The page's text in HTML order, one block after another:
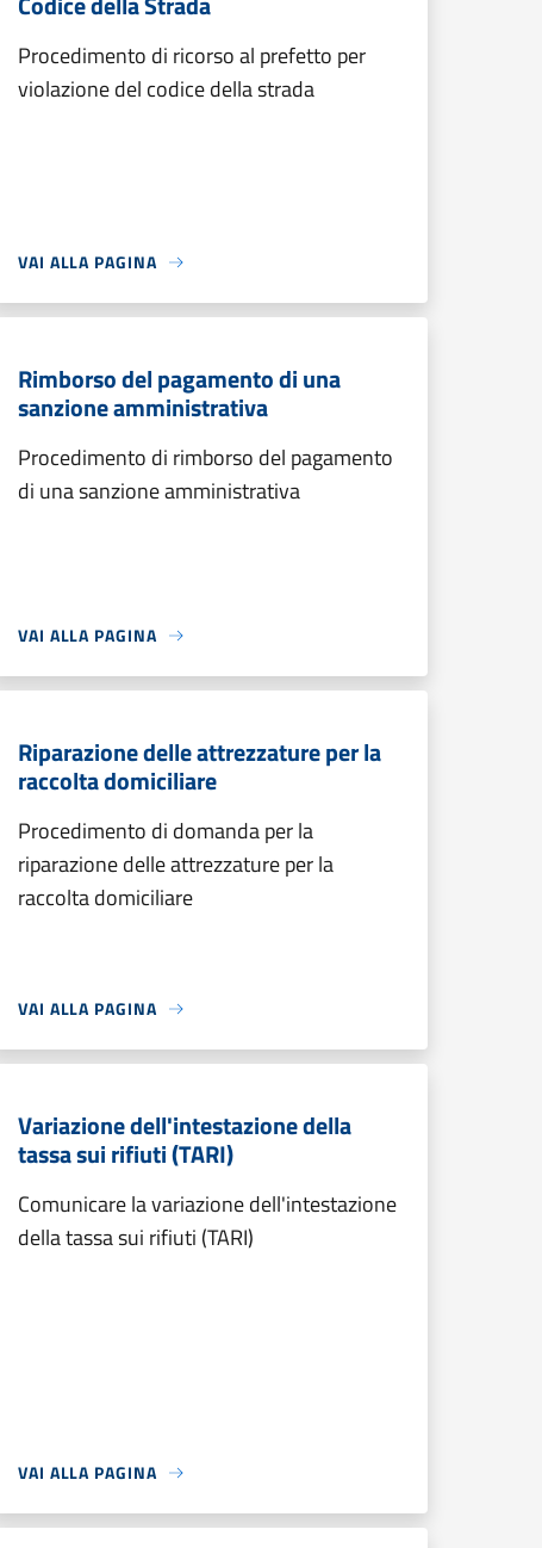
Procedimento di ricorso al prefetto per
violazione del codice della strada
VAI ALLA PAGINA
Rimborso del pagamento di una
sanzione amministrativa
Procedimento di rimborso del pagamento
di una sanzione amministrativa
VAI ALLA PAGINA
Riparazione delle attrezzature per la
raccolta domiciliare
Procedimento di domanda per la
riparazione delle attrezzature per la
raccolta domiciliare
VAI ALLA PAGINA
Variazione dell'intestazione della
tassa sui rifiuti (TARI)
Comunicare la variazione dell'intestazione
della tassa sui rifiuti (TARI)
VAI ALLA PAGINA